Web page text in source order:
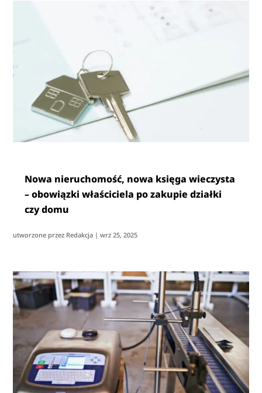
Nowa nieruchomość, nowa księga wieczysta
– obowiązki właściciela po zakupie działki
czy domu
utworzone przez Redakcja |wrz 25, 2025